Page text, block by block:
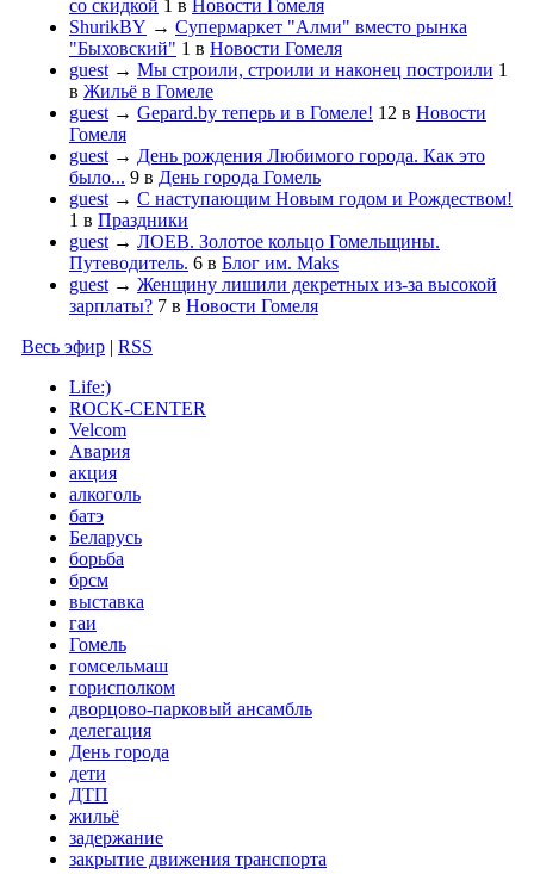
со скидкой 1 в Новости Гомеля
ShurikBY → Супермаркет "Алми" вместо рынка
"Быховский" 1 в Новости Гомеля
guest → Мы строили, строили и наконец построили 1
в Жильё в Гомеле
guest → Gepard.by теперь и в Гомеле! 12 в Новости
Гомеля
guest → День рождения Любимого города. Как это
было... 9 в День города Гомель
guest → С наступающим Новым годом и Рождеством!
1 в Праздники
guest → ЛОЕВ. Золотое кольцо Гомельщины.
Путеводитель. 6 в Блог им. Maks
guest → Женщину лишили декретных из-за высокой
зарплаты? 7 в Новости Гомеля
Весь эфир | RSS
Life:)
ROCK-CENTER
Velcom
Авария
акция
алкоголь
батэ
Беларусь
борьба
брсм
выставка
гаи
Гомель
гомсельмаш
горисполком
дворцово-парковый ансамбль
делегация
День города
дети
ДТП
жильё
задержание
закрытие движения транспорта